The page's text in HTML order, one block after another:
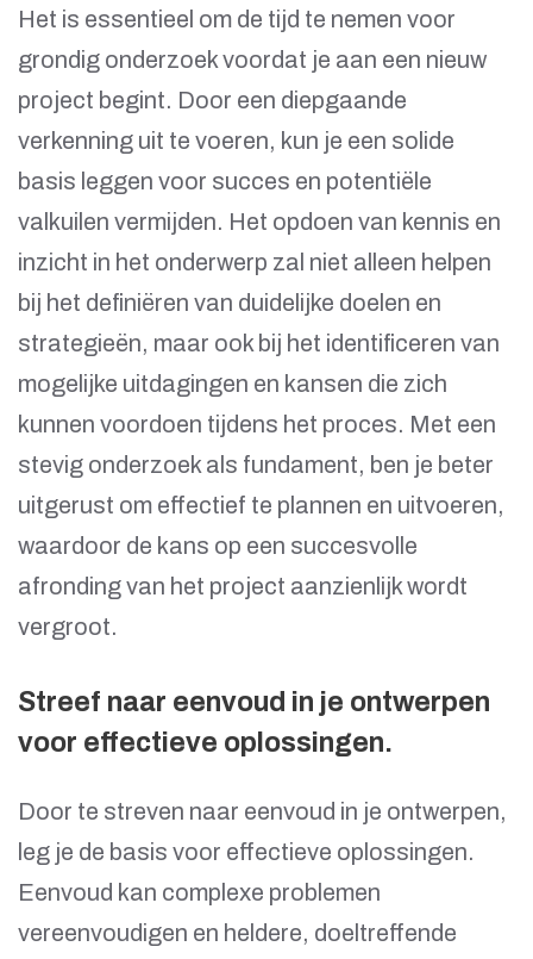
Het is essentieel om de tijd te nemen voor
grondig onderzoek voordat je aan een nieuw
project begint. Door een diepgaande
verkenning uit te voeren, kun je een solide
basis leggen voor succes en potentiële
valkuilen vermijden. Het opdoen van kennis en
inzicht in het onderwerp zal niet alleen helpen
bij het definiëren van duidelijke doelen en
strategieën, maar ook bij het identificeren van
mogelijke uitdagingen en kansen die zich
kunnen voordoen tijdens het proces. Met een
stevig onderzoek als fundament, ben je beter
uitgerust om effectief te plannen en uitvoeren,
waardoor de kans op een succesvolle
afronding van het project aanzienlijk wordt
vergroot.
Streef naar eenvoud in je ontwerpen
voor effectieve oplossingen.
Door te streven naar eenvoud in je ontwerpen,
leg je de basis voor effectieve oplossingen.
Eenvoud kan complexe problemen
vereenvoudigen en heldere, doeltreffende